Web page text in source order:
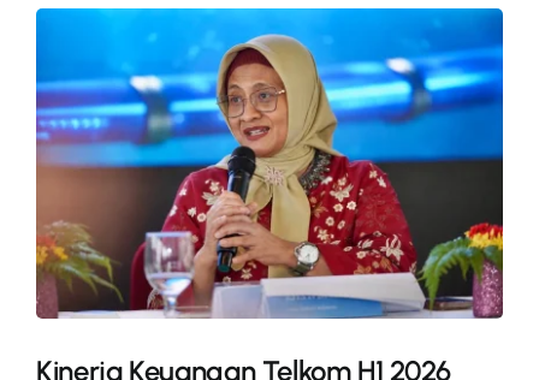
Kinerja Keuangan Telkom H1 2026